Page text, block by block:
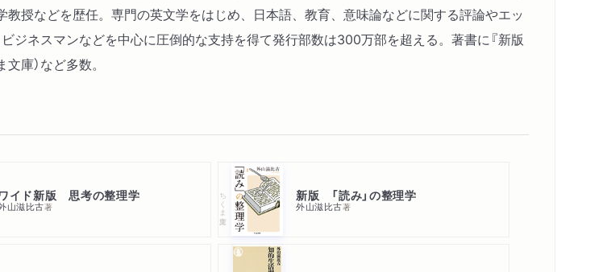
新日本文化論
やわらかな心とことば）
授などを歴任。専門の英文学をはじめ、日本語、教育、意味論などに関する評論やエッ
ジネスマンなどを中心に圧倒的な支持を得て発行部数は300万部を超える。著書に『新版
庫）など多数。
ワイド新版 思考の整理学
山滋比古著 ちくま文庫 新版 「読み」の整理学
外山滋比古著